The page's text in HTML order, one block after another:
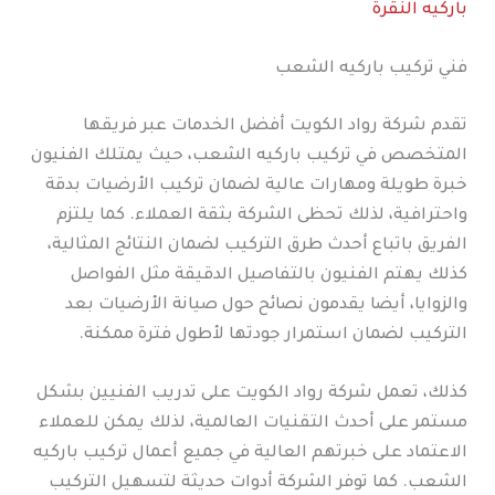
باركيه النقرة
فني تركيب باركيه الشعب
تقدم شركة رواد الكويت أفضل الخدمات عبر فريقها
المتخصص في تركيب باركيه الشعب، حيث يمتلك الفنيون
خبرة طويلة ومهارات عالية لضمان تركيب الأرضيات بدقة
واحترافية، لذلك تحظى الشركة بثقة العملاء. كما يلتزم
الفريق باتباع أحدث طرق التركيب لضمان النتائج المثالية،
كذلك يهتم الفنيون بالتفاصيل الدقيقة مثل الفواصل
والزوايا، أيضا يقدمون نصائح حول صيانة الأرضيات بعد
التركيب لضمان استمرار جودتها لأطول فترة ممكنة.
كذلك، تعمل شركة رواد الكويت على تدريب الفنيين بشكل
مستمر على أحدث التقنيات العالمية، لذلك يمكن للعملاء
الاعتماد على خبرتهم العالية في جميع أعمال تركيب باركيه
الشعب. كما توفر الشركة أدوات حديثة لتسهيل التركيب